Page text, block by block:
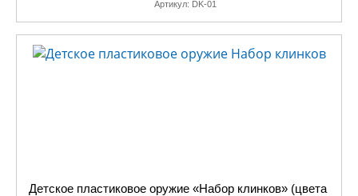
Артикул: DK-01
Детское пластиковое оружие «Набор клинков» (цвета